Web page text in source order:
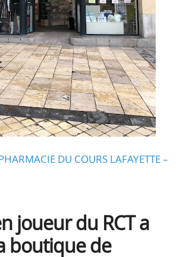
DU COURS LAFAYETTE –
joueur du RCT a
boutique de